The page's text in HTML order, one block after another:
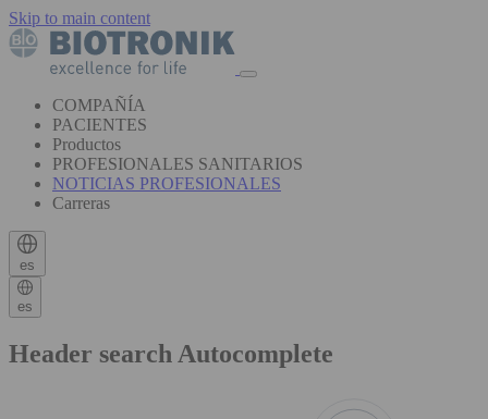
Skip to main content
COMPAÑÍA
PACIENTES
Productos
PROFESIONALES SANITARIOS
NOTICIAS PROFESIONALES
Carreras
es
es
Header search Autocomplete